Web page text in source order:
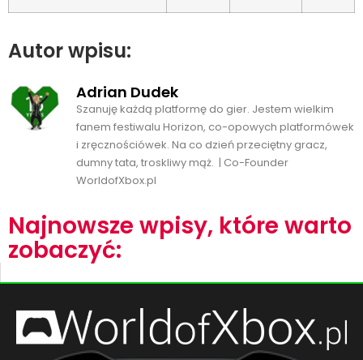
Autor wpisu:
Adrian Dudek
Szanuję każdą platformę do gier. Jestem wielkim
fanem festiwalu Horizon, co-opowych platformówek
i zręcznościówek. Na co dzień przeciętny gracz,
dumny tata, troskliwy mąż. | Co-Founder
WorldofXbox.pl
Najnowsze wpisy, które warto
zobaczyć: